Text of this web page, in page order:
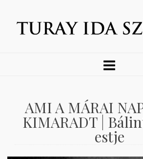
AMI A MÁRAI
KIMARADT |
estje